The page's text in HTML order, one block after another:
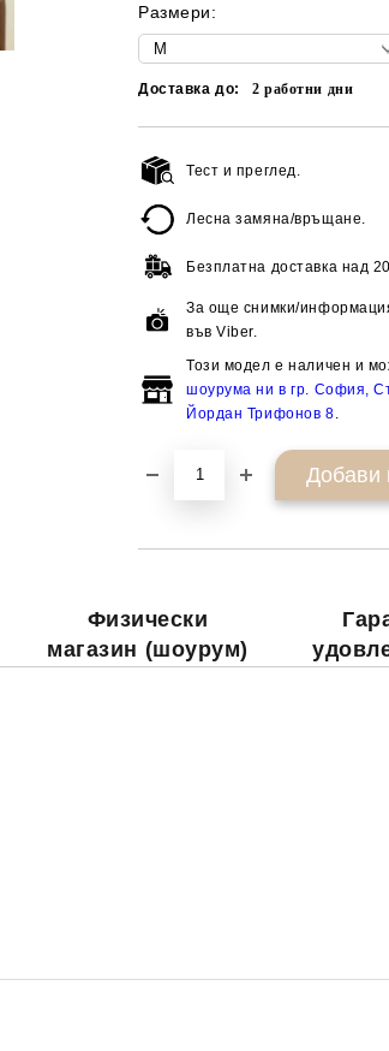
Размери:
Доставка до: 2работни дни
Тест и преглед.
Лесна замяна/връщане.
Безплатна доставка над
За още снимки/
във Viber.
Този модел е наличен и
шоурума ни в гр. София,
Йордан Трифонов 8
Физически
магазин (шоурум)